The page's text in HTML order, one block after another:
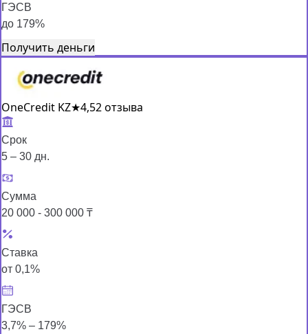
ГЭСВ
до 179%
Получить деньги
OneCredit KZ★4,52 отзыва
Срок
5 – 30 дн.
Сумма
20 000 - 300 000 ₸
Ставка
от 0,1%
ГЭСВ
3,7% – 179%